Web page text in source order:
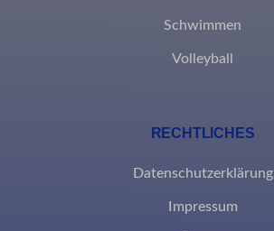
Schwimmen
Volleyball
RECHTLICHES
Datenschutzerklärung
Impressum